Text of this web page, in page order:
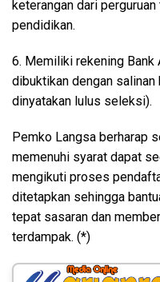
keterangan dari
pendidikan.
6. Memiliki rekening Bank
dibuktikan dengan
dinyatakan lulus seleksi).
Pemko Langsa berharap
memenuhi syarat dapat
mengikuti proses
ditetapkan sehingga
tepat sasaran dan
terdampak. (*)